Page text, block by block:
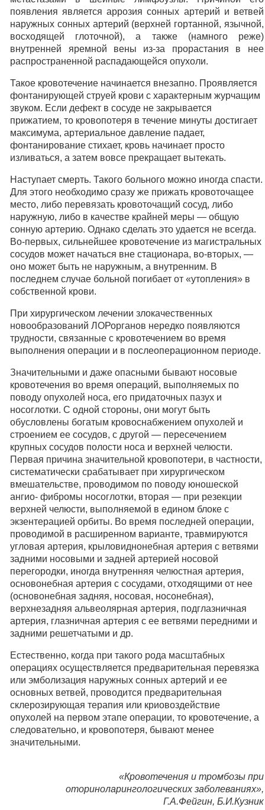
появления является аррозия сонных артерий и ветвей
наружных сонных артерий (верхней гортанной, язычной,
восходящей глоточной), а также (намного реже)
внутренней яремной вены из-за прорастания в нее
распространенной распадающейся опухоли.
Такое кровотечение начинается внезапно. Проявляется
фонтанирующей струей крови с характерным журчащим
звуком. Если дефект в сосуде не закрывается
прижатием, то кровопотеря в течение минуты достигает
максимума, артериальное давление падает,
фонтанирование стихает, кровь начинает просто
изливаться, а затем вовсе прекращает вытекать.
Наступает смерть. Такого больного можно иногда спасти.
Для этого необходимо сразу же прижать кровоточащее
место, либо перевязать кровоточащий сосуд, либо
наружную, либо в качестве крайней меры — общую
сонную артерию. Однако сделать это удается не всегда.
Во-первых, сильнейшее кровотечение из магистральных
сосудов может начаться вне стационара, во-вторых, —
оно может быть не наружным, а внутренним. В
последнем случае больной погибает от «утопления» в
собственной крови.
При хирургическом лечении злокачественных
новообразований ЛОРорганов нередко появляются
трудности, связанные с кровотечением во время
выполнения операции и в послеоперационном периоде.
Значительными и даже опасными бывают носовые
кровотечения во время операций, выполняемых по
поводу опухолей носа, его придаточных пазух и
носоглотки. С одной стороны, они могут быть
обусловлены богатым кровоснабжением опухолей и
строением ее сосудов, с другой — пересечением
крупных сосудов полости носа и верхней челюсти.
Первая причина значительной кровопотери, в частности,
систематически срабатывает при хирургическом
вмешательстве, проводимом по поводу юношеской
ангио- фибромы носоглотки, вторая — при резекции
верхней челюсти, выполняемой в едином блоке с
экзентерацией орбиты. Во время последней операции,
проводимой в расширенном варианте, травмируются
угловая артерия, крыловиднонебная артерия с ветвями
задними носовыми и задней артерией носовой
перегородки, иногда внутренняя челюстная артерия,
основонебная артерия с сосудами, отходящими от нее
(основонебная задняя, носовая, носонебная),
верхнезадняя альвеолярная артерия, подглазничная
артерия, глазничная артерия с ее ветвями передними и
задними решетчатыми и др.
Естественно, когда при такого рода масштабных
операциях осуществляется предварительная перевязка
или эмболизация наружных сонных артерий и ее
основных ветвей, проводится предварительная
склерозирующая терапия или криовоздействие
опухолей на первом этапе операции, то кровотечение, а
следовательно, и кровопотеря, бывают менее
значительными.
«Кровотечения и тромбозы при
оториноларингологических заболеваниях»,
Г.А.Фейгин, Б.И.Кузник